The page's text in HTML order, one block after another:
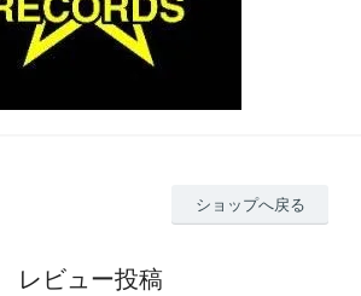
ショップへ戻る
レビュー投稿